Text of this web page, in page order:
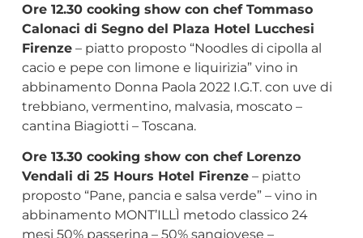
Ore 12.30 cooking show con chef Tommaso
Calonaci di Segno del Plaza Hotel Lucchesi
Firenze– piatto proposto “Noodles di cipolla al
cacio e pepe con limone e liquirizia” vino in
abbinamento Donna Paola 2022 I.G.T. con uve di
trebbiano, vermentino, malvasia, moscato –
cantina Biagiotti – Toscana.
Ore 13.30 cooking show con chef Lorenzo
Vendali di 25 Hours Hotel Firenze– piatto
proposto “Pane, pancia e salsa verde” – vino in
abbinamento MONT’ILLÌ metodo classico 24
mesi 50% passerina – 50% sangiovese –